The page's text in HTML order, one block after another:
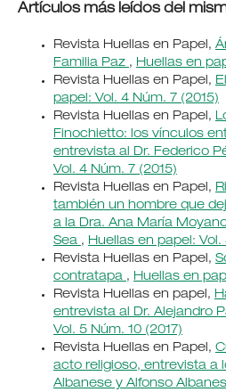
Artículos más leídos del
Revista Huellas en Papel,
Familia Paz , Huellas en
Revista Huellas en Papel,
papel: Vol. 4 Núm. 7 (2015)
Revista Huellas en Papel,
Finochietto: los vínculos
entrevista al Dr. Federico
Vol. 4 Núm. 7 (2015)
Revista Huellas en Papel,
también un hombre que
a la Dra. Ana María
Sea , Huellas en papel: Vol.
Revista Huellas en Papel,
contratapa , Huellas en
Revista Huellas en papel,
entrevista al Dr. Alejandro
Vol. 5 Núm. 10 (2017)
Revista Huellas en Papel,
acto religioso, entrevista a
Albanese y Alfonso